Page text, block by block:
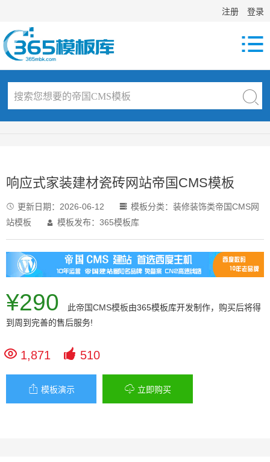
注册 登录

响应式家装建材瓷砖网站帝国CMS模板
 更新日期： 2026-06-12  模板分类： 装修装饰类帝国CMS网
站模板
 模板发布：365模板库
¥290 此帝国CMS模板由365模板库开发制作，购买后将得
到周到完善的售后服务!
 1,871  510
 模板演示  立即购买